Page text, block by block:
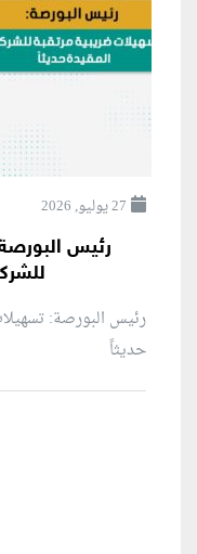
27 يوليو, 2026
رئيس
رئيس البورصة:
حديثاً